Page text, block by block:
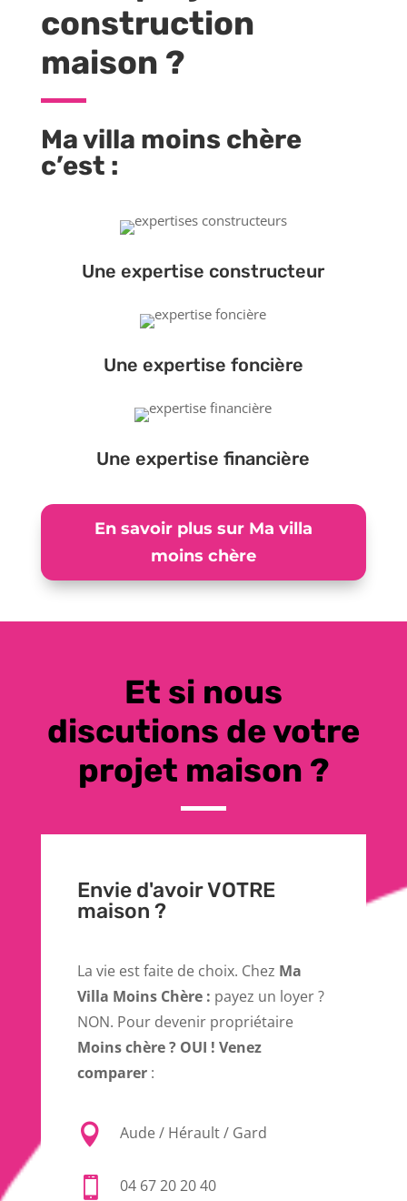
construction
maison ?
Ma villa moins chère
c’est :
Une expertise constructeur
Une expertise foncière
Une expertise financière
En savoir plus sur Ma villa
moins chère
Et si nous
discutions de votre
projet maison ?
Envie d'avoir VOTRE
maison ?
La vie est faite de choix. Chez Ma
Villa Moins Chère : payez un loyer ?
NON. Pour devenir propriétaire
Moins chère ? OUI ! Venez
comparer:
 Aude / Hérault / Gard
 04 67 20 20 40